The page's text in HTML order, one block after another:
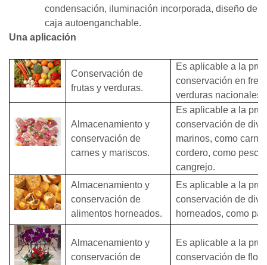
condensación, iluminación incorporada, diseño de
caja autoenganchable.
Una aplicación
Conservación de
frutas y verduras.
Es aplicable a la
conservación en
verduras nacionales
Almacenamiento y
conservación de
carnes y mariscos.
Es aplicable a la
conservación de
marinos, como
cordero, como
cangrejo.
Almacenamiento y
conservación de
alimentos horneados.
Es aplicable a la
conservación de
horneados, como
Almacenamiento y
conservación de
Es aplicable a la
conservación de